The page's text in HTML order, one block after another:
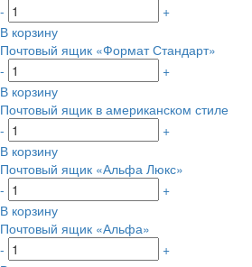
-
+
В корзину
Почтовый ящик «Формат Стандарт»
-
+
В корзину
Почтовый ящик в американском стиле
-
+
В корзину
Почтовый ящик «Альфа Люкс»
-
+
В корзину
Почтовый ящик «Альфа»
-
+